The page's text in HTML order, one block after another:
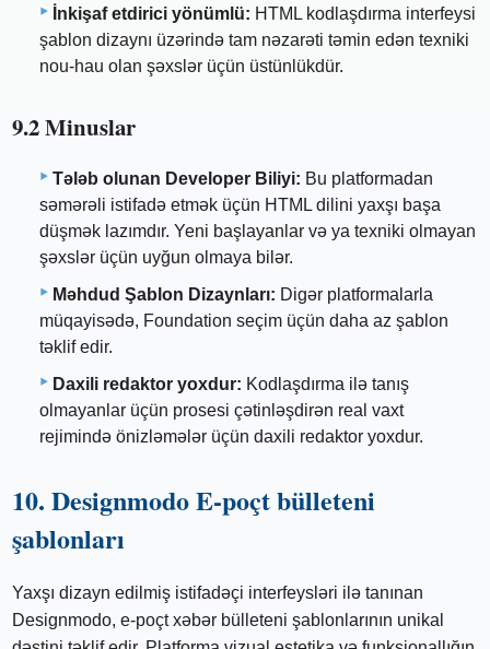
İnkişaf etdirici yönümlü: HTML kodlaşdırma interfeysi
şablon dizaynı üzərində tam nəzarəti təmin edən texniki
nou-hau olan şəxslər üçün üstünlükdür.
9.2 Minuslar
Tələb olunan Developer Biliyi: Bu platformadan
səmərəli istifadə etmək üçün HTML dilini yaxşı başa
düşmək lazımdır. Yeni başlayanlar və ya texniki olmayan
şəxslər üçün uyğun olmaya bilər.
Məhdud Şablon Dizaynları: Digər platformalarla
müqayisədə, Foundation seçim üçün daha az şablon
təklif edir.
Daxili redaktor yoxdur: Kodlaşdırma ilə tanış
olmayanlar üçün prosesi çətinləşdirən real vaxt
rejimində önizləmələr üçün daxili redaktor yoxdur.
10. Designmodo E-poçt bülleteni
şablonları
Yaxşı dizayn edilmiş istifadəçi interfeysləri ilə tanınan
Designmodo, e-poçt xəbər bülleteni şablonlarının unikal